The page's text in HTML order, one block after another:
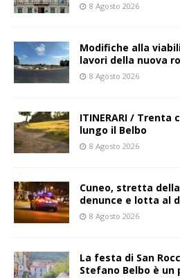
8 Agosto 2026
Modifiche alla
lavori della nuova
8 Agosto 2026
ITINERARI /
lungo il Belbo
8 Agosto 2026
Cuneo, stretta
denunce e lotta al
8 Agosto 2026
La festa di San
Stefano Belbo è un